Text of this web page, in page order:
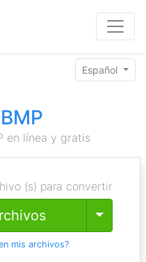
Español
en línea y gratis
(s) para convertir
Toggle
mis archivos?